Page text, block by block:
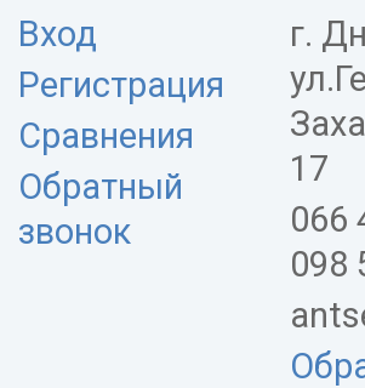
Вход
Регистрация
Сравнения
Обратный
звонок
г.
17
066
098